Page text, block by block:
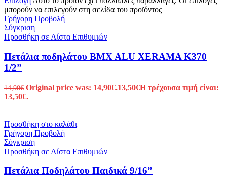
μπορούν να επιλεγούν στη σελίδα του προϊόντος
Γρήγορη Προβολή
Σύγκριση
Προσθήκη σε Λίστα Επιθυμιών
Πετάλια ποδηλάτου BMX ALU XERAMA K370
1/2”
14,90€ Original price was: 14,90€.13,50€Η τρέχουσα τιμή είναι:
13,50€.
Προσθήκη στο καλάθι
Γρήγορη Προβολή
Σύγκριση
Προσθήκη σε Λίστα Επιθυμιών
Πετάλια Ποδηλάτου Παιδικά 9/16”